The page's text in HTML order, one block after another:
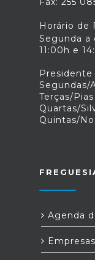
Horário de
Segunda a
11:00h e
Presidente
Segundas/
Terças/Pias
Quartas/
Quintas/
Agenda
Empresas